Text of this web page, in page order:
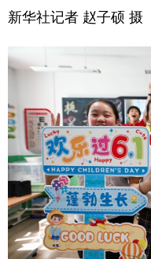
北京 天津
吉林
山东 河南
广东 广西
四川 贵州
陕西 甘肃
新疆 内蒙古
新华社记者 赵子硕 摄